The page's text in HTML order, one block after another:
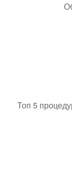
Топ 5